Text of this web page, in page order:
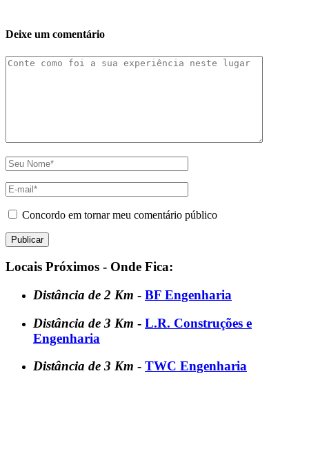
Deixe um comentário
Concordo em tornar meu comentário público
Locais Próximos - Onde Fica:
Distância de 2 Km - BF Engenharia
Distância de 3 Km - L.R. Construções e
Engenharia
Distância de 3 Km - TWC Engenharia